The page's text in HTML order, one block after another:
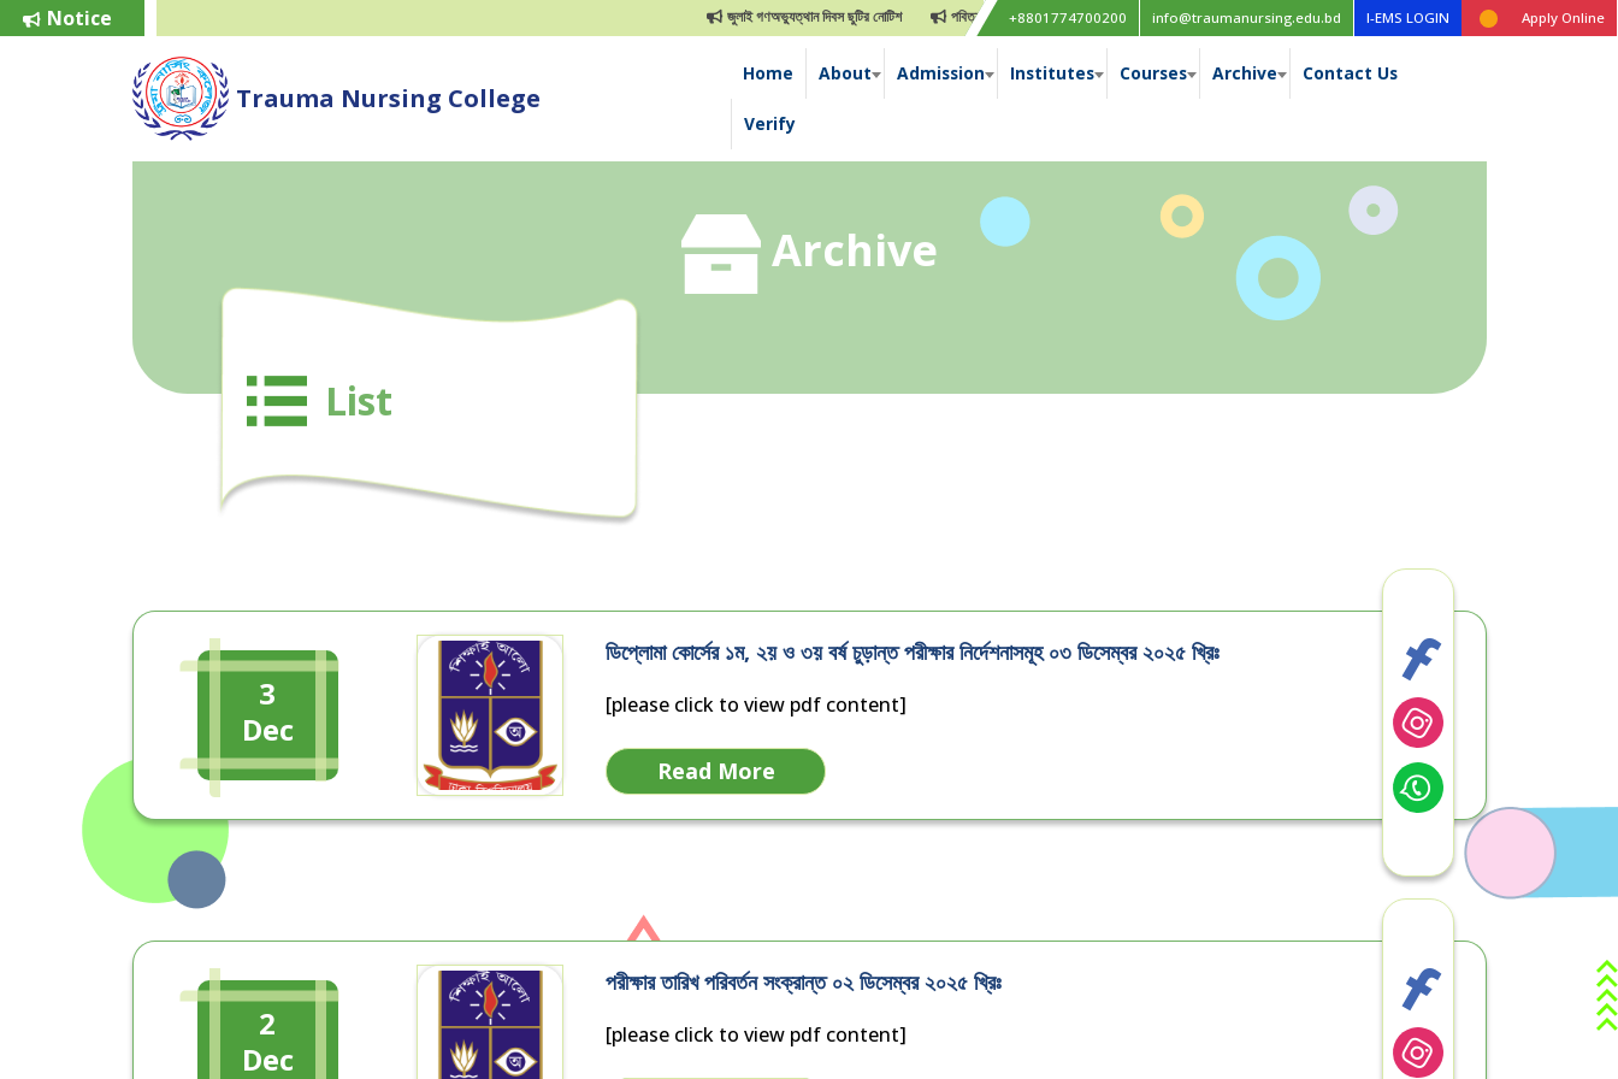
Notice জুলাই গণঅভ্যুত্থান দিবস ছুটির নোটিশ পবিত্র ঈদুল আযহা ছুটির নোটিশ Time table for the 1st year (New Curriculum), 1st, 2nd, 3rd & 4th
+8801774700200 info@traumanursing.edu.bd I-EMS LOGIN Apply Online
Trauma Nursing College
Home About Admission Institutes Courses Archive Contact Us
Verify
Archive
List
3
Dec
ডিপ্লোমা কোর্সের ১ম, ২য় ও ৩য় বর্ষ চুড়ান্ত পরীক্ষার নির্দেশনাসমূহ ০৩ ডিসেম্বর ২০২৫ খ্রিঃ
[please click to view pdf content]
Read More
2
Dec
পরীক্ষার তারিখ পরিবর্তন সংক্রান্ত ০২ ডিসেম্বর ২০২৫ খ্রিঃ
[please click to view pdf content]